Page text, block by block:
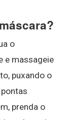
o
e massageie
puxando o
prenda o